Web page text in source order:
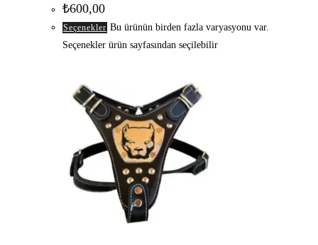
₺600,00
Seçenekler Bu ürünün birden fazla varyasyonu var.
Seçenekler ürün sayfasından seçilebilir